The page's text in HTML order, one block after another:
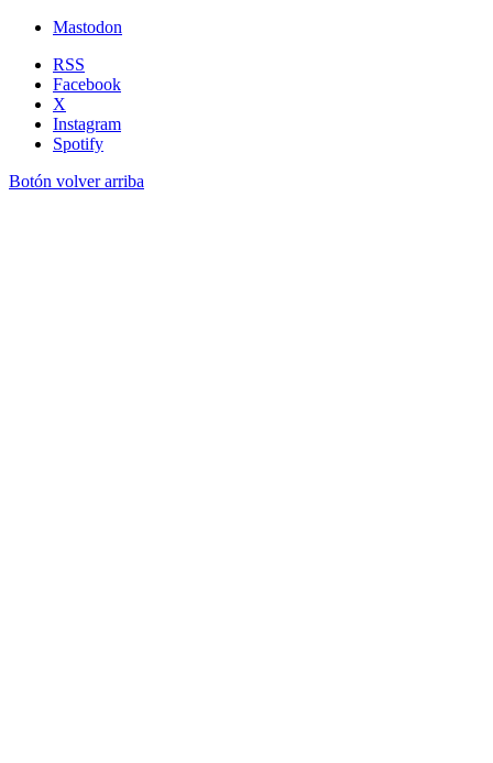
Mastodon
RSS
Facebook
X
Instagram
Spotify
Botón volver arriba